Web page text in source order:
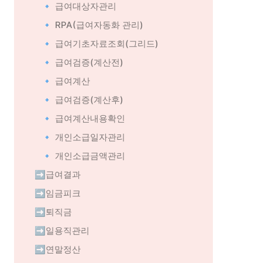
🔹 급여대상자관리
🔹 RPA(급여자동화 관리)
🔹 급여기초자료조회(그리드)
🔹 급여검증(계산전)
🔹 급여계산
🔹 급여검증(계산후)
🔹 급여계산내용확인
🔹 개인소급일자관리
🔹 개인소급금액관리
➡️급여결과
➡️임금피크
➡️퇴직금
➡️일용직관리
➡️연말정산